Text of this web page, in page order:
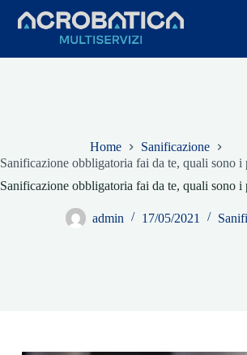
Home
Sanificazione
Sanificazione obbligatoria fai da te, quali sono i
Sanificazione obbligatoria fai da te, quali sono i
admin 17/05/2021